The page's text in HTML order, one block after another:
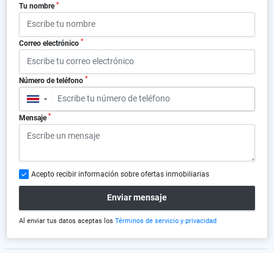
Tu nombre *
Correo electrónico *
Número de teléfono *
▼
Mensaje *
Acepto recibir información sobre ofertas inmobiliarias
Enviar mensaje
Al enviar tus datos aceptas los Términos de servicio y privacidad